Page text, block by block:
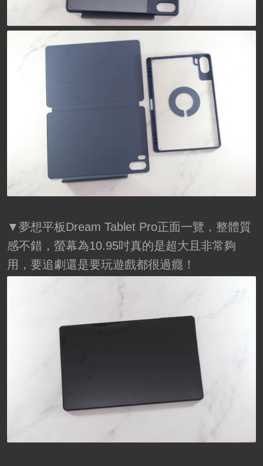
▼夢想平板Dream Tablet Pro正面一覽，整體質
感不錯，螢幕為10.95吋真的是超大且非常夠
用，要追劇還是要玩遊戲都很過癮！